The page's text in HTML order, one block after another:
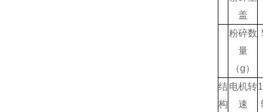
盖
粉碎数
量
（g）
结
构
电机转
速